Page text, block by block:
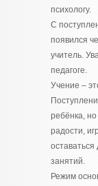
психологу.
С
появился
учитель.
педагоге.
Учение –
ребёнка,
радости,
занятий.
Режим